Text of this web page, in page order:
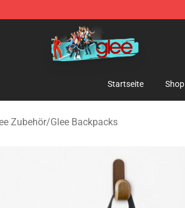
Glee Merchandise Shop
Startseite Shop
Zubehör/Glee Backpacks